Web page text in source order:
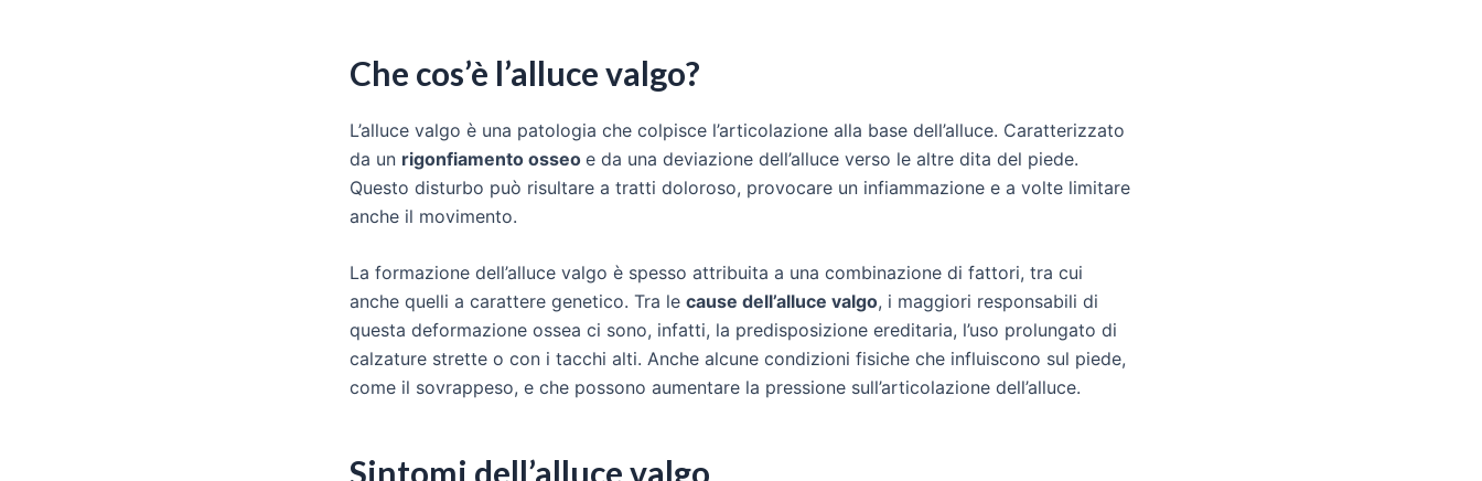
Che cos’è l’alluce valgo?
L’alluce valgo è una patologia che colpisce l’articolazione alla base dell’alluce. Caratterizzato
da un rigonfiamento osseo e da una deviazione dell’alluce verso le altre dita del piede.
Questo disturbo può risultare a tratti doloroso, provocare un infiammazione e a volte limitare
anche il movimento.
La formazione dell’alluce valgo è spesso attribuita a una combinazione di fattori, tra cui
anche quelli a carattere genetico. Tra le cause dell’alluce valgo, i maggiori responsabili di
questa deformazione ossea ci sono, infatti, la predisposizione ereditaria, l’uso prolungato di
calzature strette o con i tacchi alti. Anche alcune condizioni fisiche che influiscono sul piede,
come il sovrappeso, e che possono aumentare la pressione sull’articolazione dell’alluce.
Sintomi dell’alluce valgo